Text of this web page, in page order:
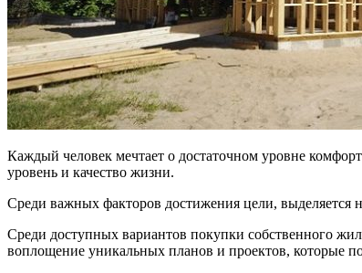
Каждый человек мечтает о достаточном уровне
уровень и качество жизни.
Среди важных факторов достижения цели, выделяется
Среди доступных вариантов покупки собственного
воплощение уникальных планов и проектов, которые